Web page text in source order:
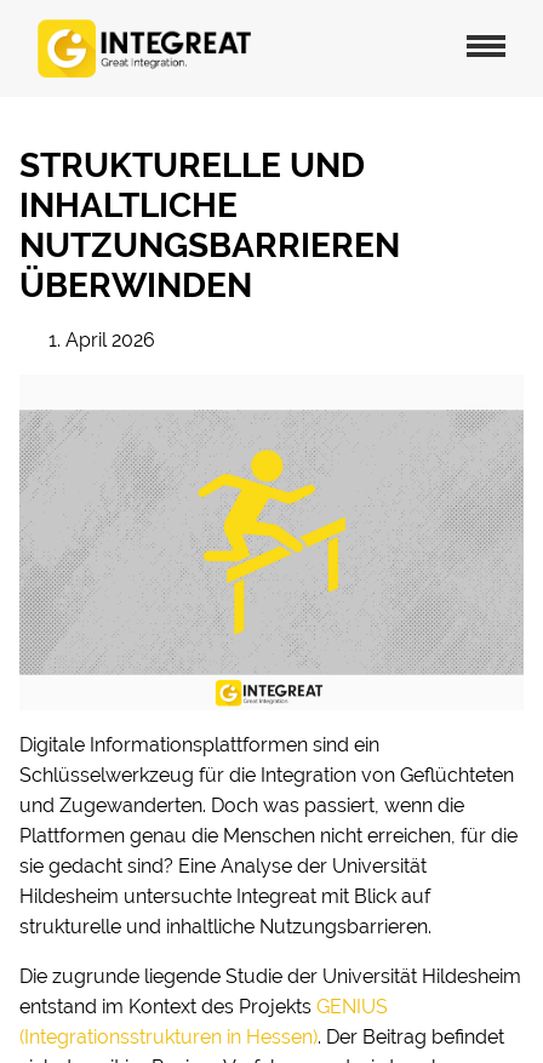
STRUKTURELLE UND
INHALTLICHE
NUTZUNGSBARRIEREN
ÜBERWINDEN
1. April 2026
Digitale Informationsplattformen sind ein
Schlüsselwerkzeug für die Integration von Geflüchteten
und Zugewanderten. Doch was passiert, wenn die
Plattformen genau die Menschen nicht erreichen, für die
sie gedacht sind? Eine Analyse der Universität
Hildesheim untersuchte Integreat mit Blick auf
strukturelle und inhaltliche Nutzungsbarrieren.
Die zugrunde liegende Studie der Universität Hildesheim
entstand im Kontext des Projekts GENIUS
(Integrationsstrukturen in Hessen). Der Beitrag befindet